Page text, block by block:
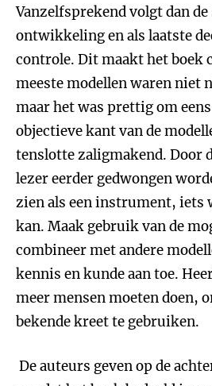
Vanzelfsprekend volgt dan
ontwikkeling en als laatste
controle. Dit maakt het boek
meeste modellen waren niet
maar het was prettig om
objectieve kant van de
tenslotte zaligmakend. Door
lezer eerder gedwongen
zien als een instrument, iets
kan. Maak gebruik van de
combineer met andere
kennis en kunde aan toe.
meer mensen moeten doen,
bekende kreet te gebruiken.
De auteurs geven op de